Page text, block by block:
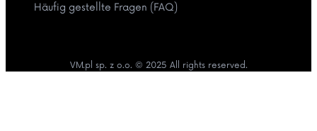
Häufig gestellte Fragen (FAQ)
VM.pl sp. z o.o. © 2025 All rights reserved.